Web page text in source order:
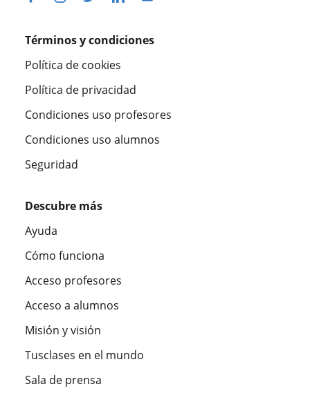
Términos y condiciones
Política de cookies
Política de privacidad
Condiciones uso profesores
Condiciones uso alumnos
Seguridad
Descubre más
Ayuda
Cómo funciona
Acceso profesores
Acceso a alumnos
Misión y visión
Tusclases en el mundo
Sala de prensa